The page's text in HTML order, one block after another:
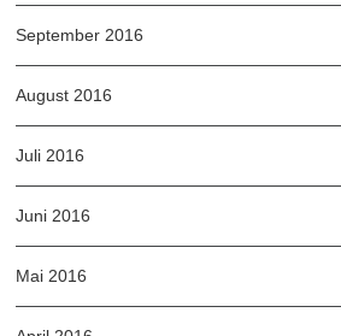
September 2016
August 2016
Juli 2016
Juni 2016
Mai 2016